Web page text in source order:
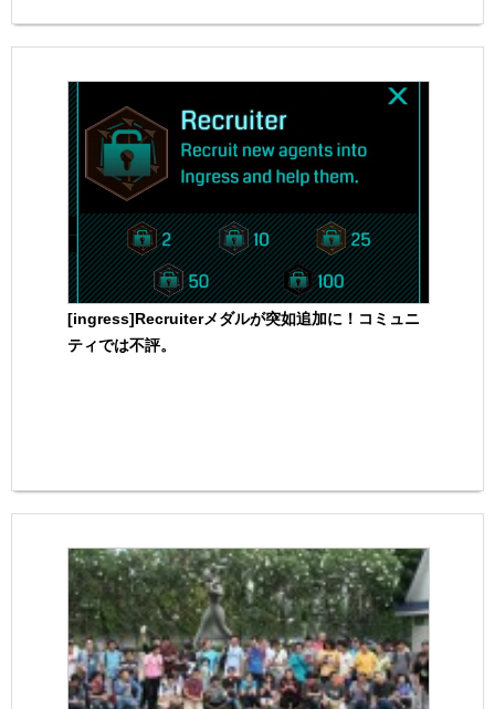
[ingress]Recruiterメダルが突如追加に！コミュニ
ティでは不評。